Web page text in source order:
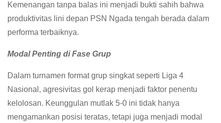
Kemenangan tanpa balas ini menjadi bukti sahih bahwa
produktivitas lini depan PSN Ngada tengah berada dalam
performa terbaiknya.
Modal Penting di Fase Grup
Dalam turnamen format grup singkat seperti Liga 4
Nasional, agresivitas gol kerap menjadi faktor penentu
kelolosan. Keunggulan mutlak 5-0 ini tidak hanya
mengamankan posisi teratas, tetapi juga menjadi modal